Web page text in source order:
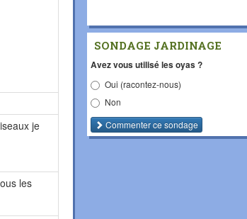
je
les
SONDAGE JARDINAGE
Avez vous utilisé les oyas ?
Oui (racontez-nous)
Non
Commenterce sondage